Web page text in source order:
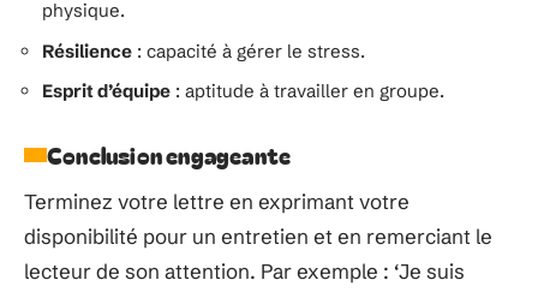
physique.
Résilience : capacité à gérer le stress.
Esprit d’équipe : aptitude à travailler en groupe.
Conclusion engageante
Terminez votre lettre en exprimant votre
disponibilité pour un entretien et en remerciant le
lecteur de son attention. Par exemple : ‘Je suis